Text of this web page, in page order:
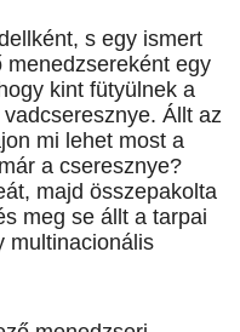
s egy ismert
menedzsereként egy
kint fütyülnek a
Állt az
mi lehet most a
a cseresznye?
majd összepakolta
meg se állt a tarpai
multinacionális